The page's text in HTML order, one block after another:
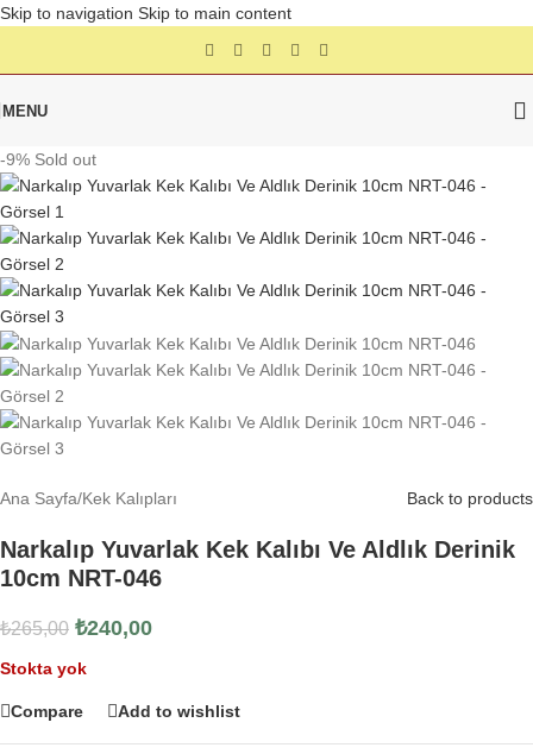
Skip to navigation Skip to main content
MENU
-9% Sold out
Ana Sayfa/Kek Kalıpları Back to products
Narkalıp Yuvarlak Kek Kalıbı Ve Aldlık Derinik
10cm NRT-046
₺265,00 ₺240,00
Stokta yok
Compare Add to wishlist